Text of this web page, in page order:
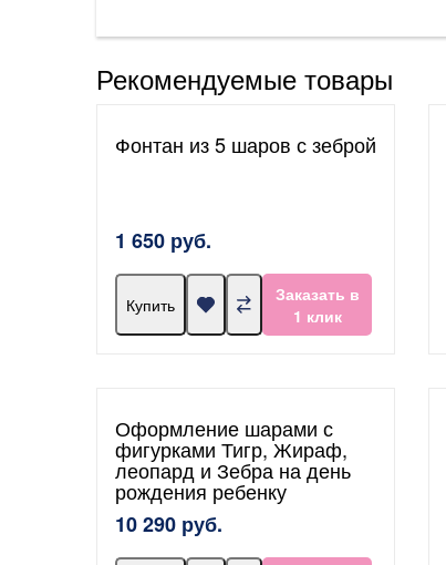
Рекомендуемые товары
Фонтан из 5 шаров с зеброй
1 650 руб.
Купить
Заказать в
1 клик
Оформление шарами с
фигурками Тигр, Жираф,
леопард и Зебра на день
рождения ребенку
10 290 руб.